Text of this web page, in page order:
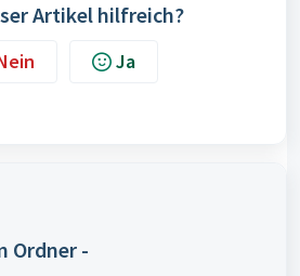
Artikel hilfreich?
Ja
Ordner -